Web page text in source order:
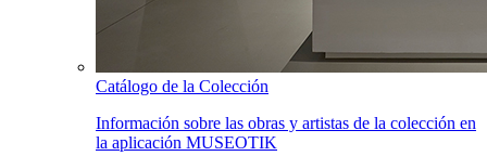
Catálogo de la Colección
Información sobre las obras y artistas de la colección en
la aplicación MUSEOTIK